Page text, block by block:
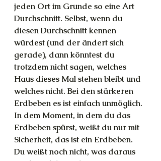
jeden Ort im Grunde so eine Art
Durchschnitt. Selbst, wenn du
diesen Durchschnitt kennen
würdest (und der ändert sich
gerade), dann könntest du
trotzdem nicht sagen, welches
Haus dieses Mal stehen bleibt und
welches nicht. Bei den stärkeren
Erdbeben es ist einfach unmöglich.
In dem Moment, in dem du das
Erdbeben spürst, weißt du nur mit
Sicherheit, das ist ein Erdbeben.
Du weißt noch nicht, was daraus